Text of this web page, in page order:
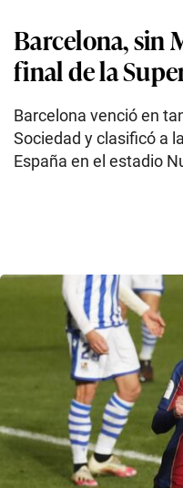
Barcelona, sin
final de la
Barcelona venció en
Sociedad y clasificó a
España en el estadio